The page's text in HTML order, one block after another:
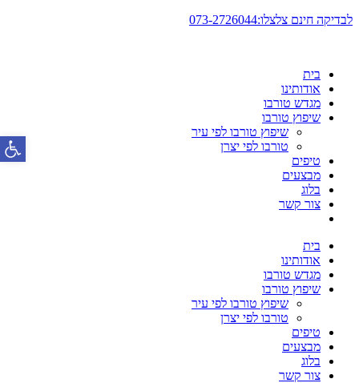
דלג
לבדיקה חינם צלצלו:073-2726044
בית
אודותינו
מגדש טורבו
שיפוץ טורבו
שיפוץ טורבו לפי עיר
טורבו לפי יצרן
טיפים
מבצעים
בלוג
צור קשר
בית
אודותינו
מגדש טורבו
שיפוץ טורבו
שיפוץ טורבו לפי עיר
טורבו לפי יצרן
טיפים
מבצעים
בלוג
צור קשר
פתח